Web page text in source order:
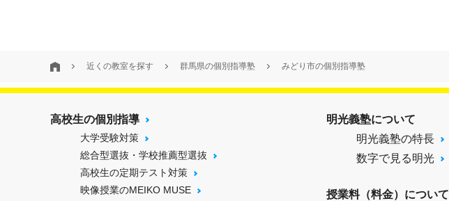
近くの教室を探す 群馬県の個別指導塾 みどり市の個別指導塾
高校生の個別指導
大学受験対策
総合型選抜・学校推薦型選抜
高校生の定期テスト対策
映像授業のMEIKO MUSE
明光義塾について
明光義塾の特長
数字で見る明光
授業料（料金）について